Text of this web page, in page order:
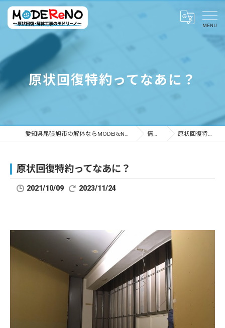
原状回復特約ってなあに？
愛知県尾張旭市の解体ならMODEReNO ～原状回復・解体工事のモドリーノ～ 情報ブログ 原状回復特約ってなあに？
原状回復特約ってなあに？
2021/10/09 2023/11/24